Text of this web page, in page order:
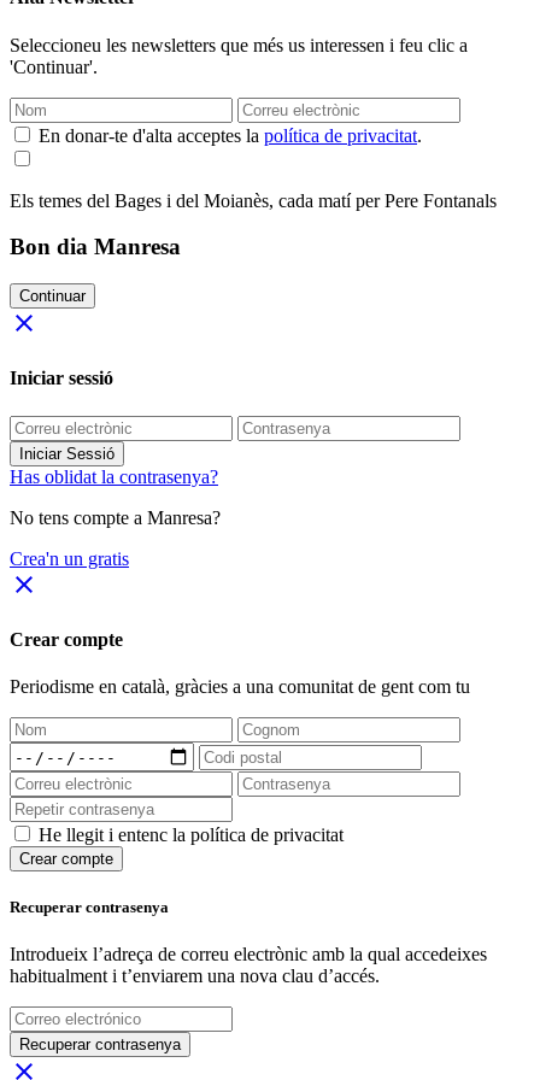
Seleccioneu les newsletters que més us interessen i feu clic a
'Continuar'.
En donar-te d'alta acceptes la política de privacitat.
Els temes del Bages i del Moianès, cada matí per Pere Fontanals
Bon dia Manresa
Continuar
close
Iniciar sessió
Iniciar Sessió
Has oblidat la contrasenya?
No tens compte a Manresa?
Crea'n un gratis
close
Crear compte
Periodisme en català, gràcies a una comunitat de gent com tu
He llegit i entenc la política de privacitat
Crear compte
Recuperar contrasenya
Introdueix l’adreça de correu electrònic amb la qual accedeixes
habitualment i t’enviarem una nova clau d’accés.
Recuperar contrasenya
close